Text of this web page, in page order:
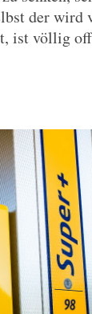
der wird
ist völlig